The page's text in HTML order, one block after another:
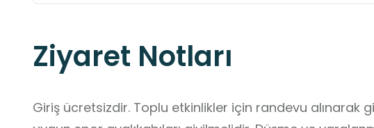
Ziyaret Notları
Giriş ücretsizdir. Toplu etkinlikler için randevu alınarak